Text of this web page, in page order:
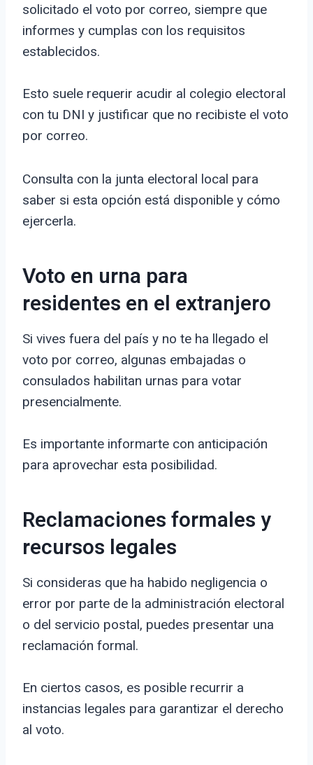
solicitado el voto por correo, siempre que
informes y cumplas con los requisitos
establecidos.
Esto suele requerir acudir al colegio electoral
con tu DNI y justificar que no recibiste el voto
por correo.
Consulta con la junta electoral local para
saber si esta opción está disponible y cómo
ejercerla.
Voto en urna para
residentes en el extranjero
Si vives fuera del país y no te ha llegado el
voto por correo, algunas embajadas o
consulados habilitan urnas para votar
presencialmente.
Es importante informarte con anticipación
para aprovechar esta posibilidad.
Reclamaciones formales y
recursos legales
Si consideras que ha habido negligencia o
error por parte de la administración electoral
o del servicio postal, puedes presentar una
reclamación formal.
En ciertos casos, es posible recurrir a
instancias legales para garantizar el derecho
al voto.